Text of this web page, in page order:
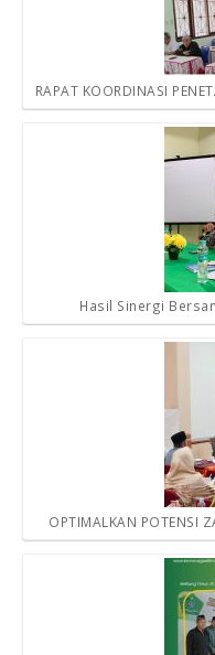
RAPAT KOORDINASI
Hasil Sinergi
OPTIMALKAN POTENSI